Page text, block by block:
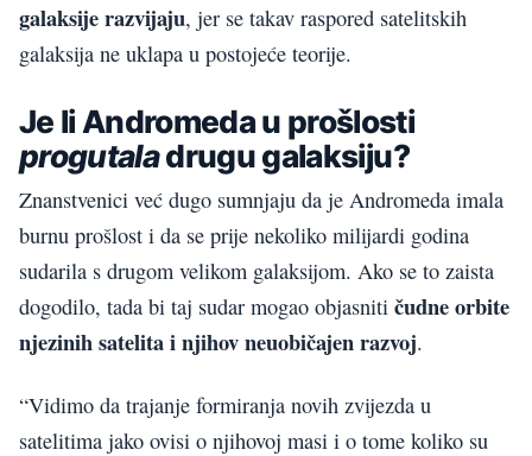
galaksije razvijaju, jer se takav raspored satelitskih
galaksija ne uklapa u postojeće teorije.
Je li Andromeda u prošlosti
progutaladrugu galaksiju?
Znanstvenici već dugo sumnjaju da je Andromeda imala
burnu prošlost i da se prije nekoliko milijardi godina
sudarila s drugom velikom galaksijom. Ako se to zaista
dogodilo, tada bi taj sudar mogao objasniti čudne orbite
njezinih satelita i njihov neuobičajen razvoj.
“Vidimo da trajanje formiranja novih zvijezda u
satelitima jako ovisi o njihovoj masi i o tome koliko su